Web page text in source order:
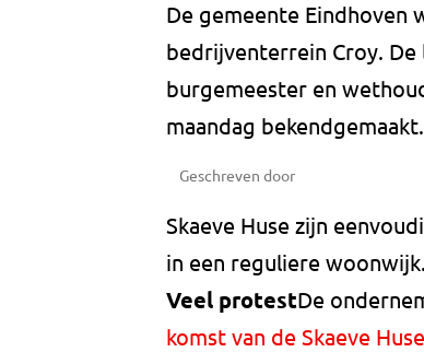
De gemeente Eindhoven
bedrijventerrein Croy.
burgemeester en
maandag bekendgemaakt.
Geschreven door
Skaeve Huse zijn
in een reguliere
Veel protestDe
komst van de Skaeve Huse